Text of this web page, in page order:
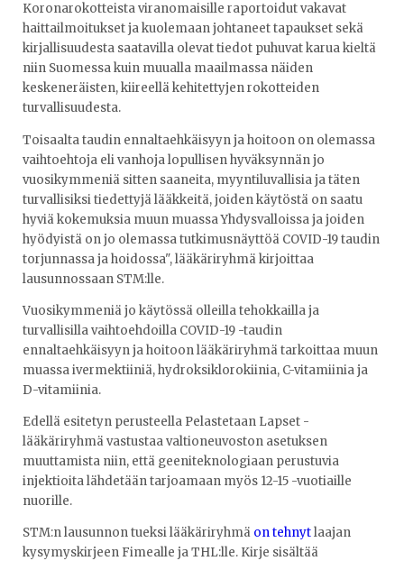
Koronarokotteista viranomaisille raportoidut vakavat
haittailmoitukset ja kuolemaan johtaneet tapaukset sekä
kirjallisuudesta saatavilla olevat tiedot puhuvat karua kieltä
niin Suomessa kuin muualla maailmassa näiden
keskeneräisten, kiireellä kehitettyjen rokotteiden
turvallisuudesta.
Toisaalta taudin ennaltaehkäisyyn ja hoitoon on olemassa
vaihtoehtoja eli vanhoja lopullisen hyväksynnän jo
vuosikymmeniä sitten saaneita, myyntiluvallisia ja täten
turvallisiksi tiedettyjä lääkkeitä, joiden käytöstä on saatu
hyviä kokemuksia muun muassa Yhdysvalloissa ja joiden
hyödyistä on jo olemassa tutkimusnäyttöä COVID-19 taudin
torjunnassa ja hoidossa", lääkäriryhmä kirjoittaa
lausunnossaan STM:lle.
Vuosikymmeniä jo käytössä olleilla tehokkailla ja
turvallisilla vaihtoehdoilla COVID-19 -taudin
ennaltaehkäisyyn ja hoitoon lääkäriryhmä tarkoittaa muun
muassa ivermektiiniä, hydroksiklorokiinia, C-vitamiinia ja
D-vitamiinia.
Edellä esitetyn perusteella Pelastetaan Lapset -
lääkäriryhmä vastustaa valtioneuvoston asetuksen
muuttamista niin, että geeniteknologiaan perustuvia
injektioita lähdetään tarjoamaan myös 12-15 -vuotiaille
nuorille.
STM:n lausunnon tueksi lääkäriryhmä on tehnytlaajan
kysymyskirjeen Fimealle ja THL:lle. Kirje sisältää